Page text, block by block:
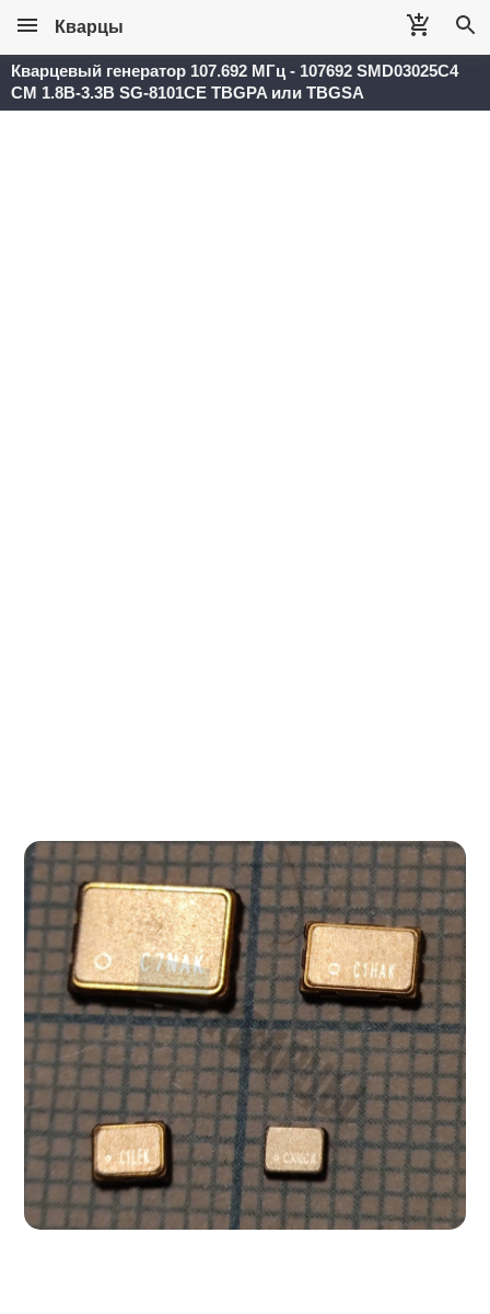
Кварцы
Кварцевый генератор 107.692 МГц - 107692 SMD03025C4
CM 1.8В-3.3В SG-8101CE TBGPA или TBGSA